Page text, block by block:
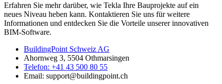
Erfahren Sie mehr darüber, wie Tekla Ihre Bauprojekte auf ein
neues Niveau heben kann. Kontaktieren Sie uns für weitere
Informationen und entdecken Sie die Vorteile unserer innovativen
BIM-Software.
BuildingPoint Schweiz AG
Ahornweg 3, 5504 Othmarsingen
Telefon: +41 43 500 80 55
Email: support@buildingpoint.ch